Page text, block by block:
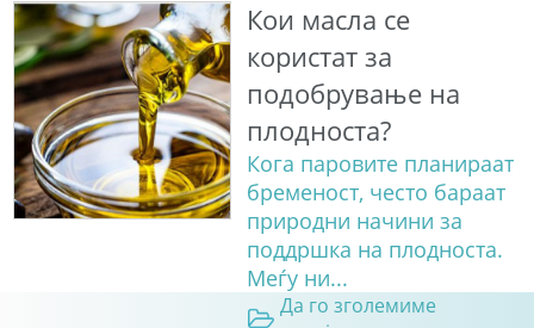
Кои масла се
користат за
подобрување на
плодноста?
Кога паровите планираат
бременост, често бараат
природни начини за
поддршка на плодноста.
Меѓу ни...
Да го зголемиме